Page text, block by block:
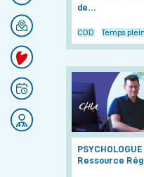
Prendre rendez-vous
Rejoignez nos équipes
de…
CDD Temps plein
Ressource